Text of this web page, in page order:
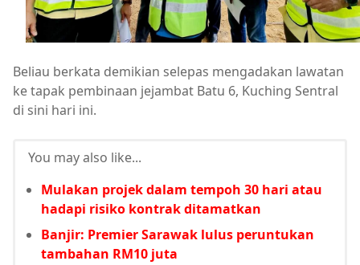
Beliau berkata demikian selepas mengadakan lawatan
ke tapak pembinaan jejambat Batu 6, Kuching Sentral
di sini hari ini.
You may also like...
Mulakan projek dalam tempoh 30 hari atau
hadapi risiko kontrak ditamatkan
Banjir: Premier Sarawak lulus peruntukan
tambahan RM10 juta